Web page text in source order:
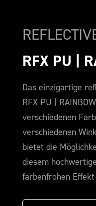
RFX PU |
Das einzigartige
RFX PU |
verschiedenen
verschiedenen
bietet die
diesem
farbenfrohen